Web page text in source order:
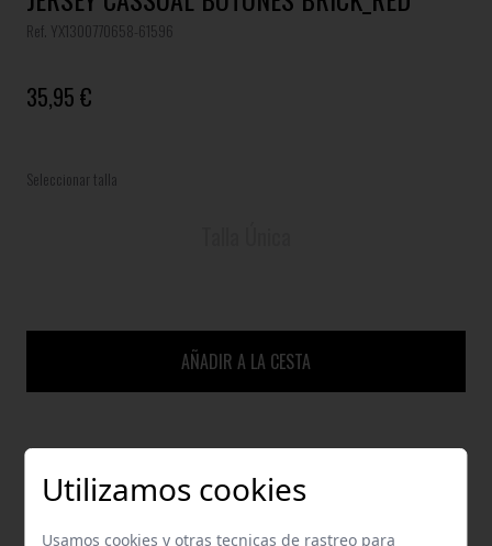
Ref. YX1300770658-61596
35,95 €
Seleccionar talla
AÑADIR A LA CESTA
Utilizamos cookies
Usamos cookies y otras tecnicas de rastreo para